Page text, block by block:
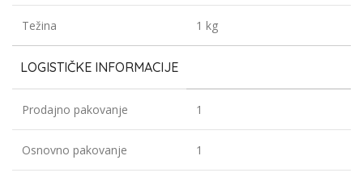
Težina 1 kg
LOGISTIČKE INFORMACIJE
Prodajno pakovanje 1
Osnovno pakovanje 1